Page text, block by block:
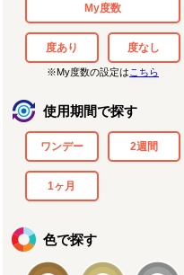
My度数
度あり 度なし
※My度数の設定は こちら
使用期間で探す
ワンデー 2週間
1ヶ月
色で探す